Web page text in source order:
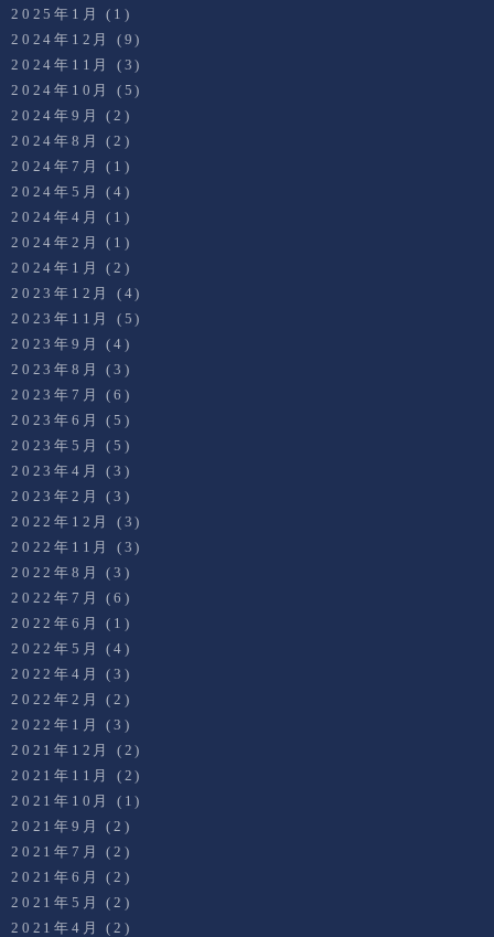
2025年1月
(1)
2024年12月
(9)
2024年11月
(3)
2024年10月
(5)
2024年9月
(2)
2024年8月
(2)
2024年7月
(1)
2024年5月
(4)
2024年4月
(1)
2024年2月
(1)
2024年1月
(2)
2023年12月
(4)
2023年11月
(5)
2023年9月
(4)
2023年8月
(3)
2023年7月
(6)
2023年6月
(5)
2023年5月
(5)
2023年4月
(3)
2023年2月
(3)
2022年12月
(3)
2022年11月
(3)
2022年8月
(3)
2022年7月
(6)
2022年6月
(1)
2022年5月
(4)
2022年4月
(3)
2022年2月
(2)
2022年1月
(3)
2021年12月
(2)
2021年11月
(2)
2021年10月
(1)
2021年9月
(2)
2021年7月
(2)
2021年6月
(2)
2021年5月
(2)
2021年4月
(2)